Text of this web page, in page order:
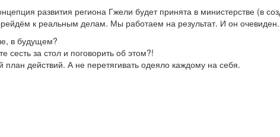
развития региона Гжели будет принята в министерстве (в
к реальным делам. Мы работаем на результат. И он очевиден.
в будущем?
сесть за стол и поговорить об этом?!
план действий. А не перетягивать одеяло каждому на себя.